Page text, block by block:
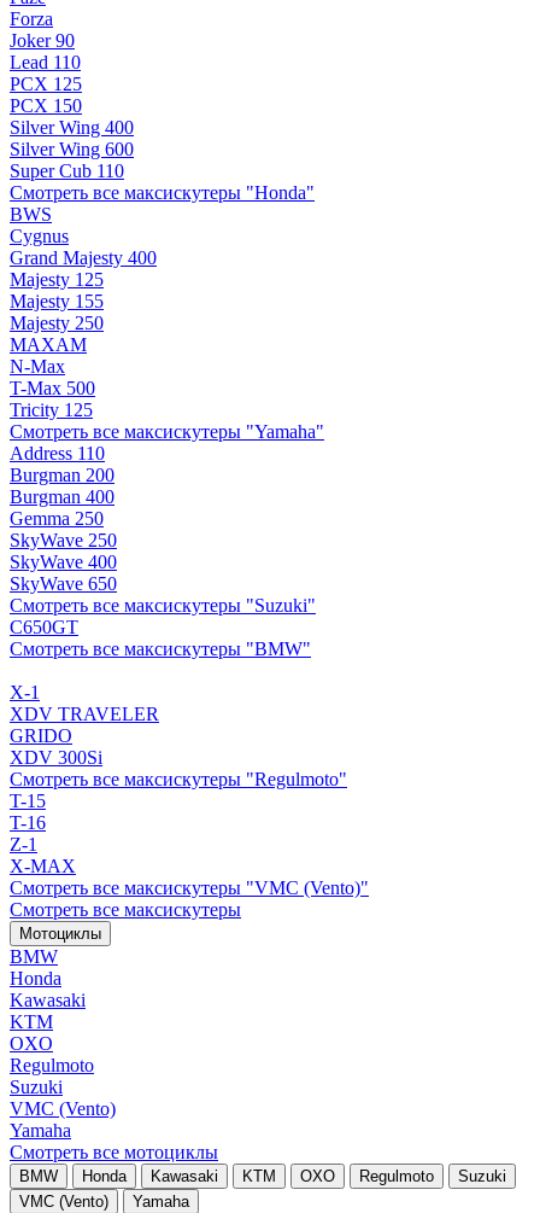
Forza
Joker 90
Lead 110
PCX 125
PCX 150
Silver Wing 400
Silver Wing 600
Super Cub 110
Смотреть все максискутеры "Honda"
BWS
Cygnus
Grand Majesty 400
Majesty 125
Majesty 155
Majesty 250
MAXAM
N-Max
T-Max 500
Tricity 125
Смотреть все максискутеры "Yamaha"
Address 110
Burgman 200
Burgman 400
Gemma 250
SkyWave 250
SkyWave 400
SkyWave 650
Смотреть все максискутеры "Suzuki"
C650GT
Смотреть все максискутеры "BMW"
X-1
XDV TRAVELER
GRIDO
XDV 300Si
Смотреть все максискутеры "Regulmoto"
T-15
T-16
Z-1
X-MAX
Смотреть все максискутеры "VMC (Vento)"
Смотреть все максискутеры
Мотоциклы
BMW
Honda
Kawasaki
KTM
OXO
Regulmoto
Suzuki
VMC (Vento)
Yamaha
Смотреть все мотоциклы
BMW Honda Kawasaki KTM OXO Regulmoto
Suzuki
VMC (Vento)
Yamaha